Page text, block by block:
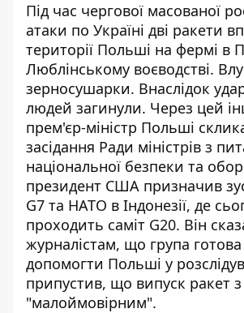
Під час чергової масованої
атаки по Україні дві ракети
території Польші на фермі в
Люблінському воєводстві.
зерносушарки. Внаслідок
людей загинули. Через цей
прем'єр-міністр Польші
засідання Ради міністрів з
національної безпеки та
президент США призначив
G7 та НАТО в Індонезії, де
проходить саміт G20. Він
журналістам, що група готова
допомогти Польші у
припустив, що випуск ракет з
"малоймовірним".